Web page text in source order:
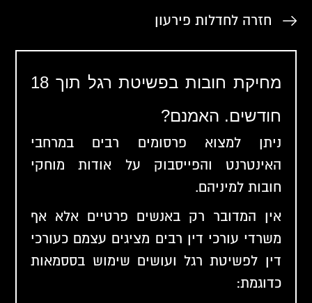
חזרה לחדלות פירעון
מחיקת חובות בפשיטת רגל תוך 18
חודשים. האמנם?
ניתן למצוא פרסומים רבים במרחבי
האינטרנט והפייסבוק על אודות מוחקי
חובות למיניהם.
אין המדובר רק באנשים פרטיים אלא אף
משרדי עורכי דין רבים מציגים עצמם כעורכי
דין לפשיטת רגל ועושים שימוש בססמאות
כדוגמת: